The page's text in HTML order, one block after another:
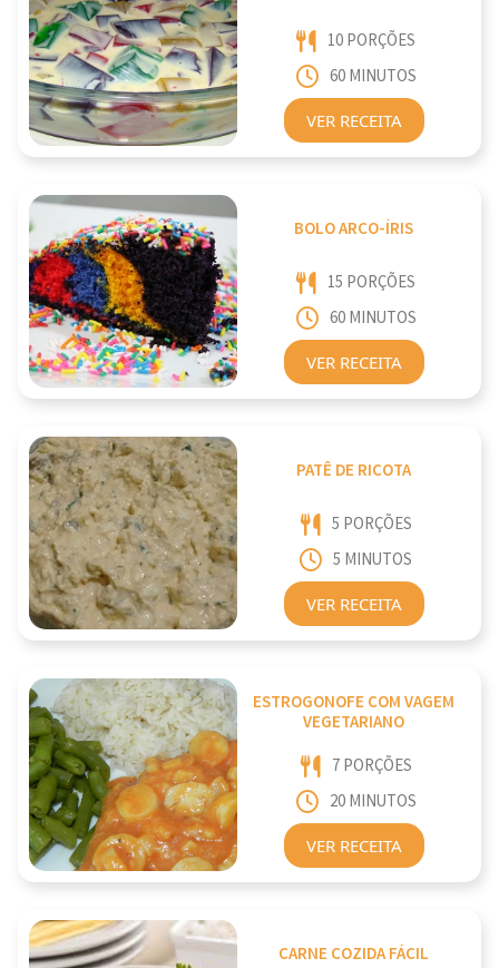
10 PORÇÕES
60 MINUTOS
VER RECEITA
BOLO ARCO-ÍRIS
15 PORÇÕES
60 MINUTOS
VER RECEITA
PATÊ DE RICOTA
5 PORÇÕES
5 MINUTOS
VER RECEITA
ESTROGONOFE COM VAGEM
VEGETARIANO
7 PORÇÕES
20 MINUTOS
VER RECEITA
CARNE COZIDA FÁCIL